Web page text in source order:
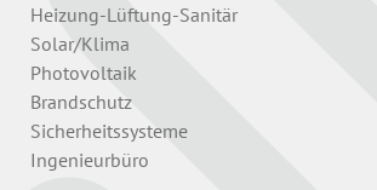
Heizung-Lüftung-Sanitär
Solar/Klima
Photovoltaik
Brandschutz
Sicherheitssysteme
Ingenieurbüro